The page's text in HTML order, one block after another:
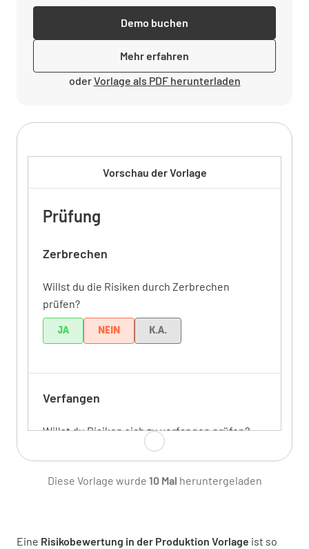
Demo buchen
Mehr erfahren
oderVorlage als PDF herunterladen
Eine Risikobewertung in der Produktion Vorlage ist so
Vorschau der Vorlage
Prüfung
Zerbrechen
Willst du die Risiken durch Zerbrechen
prüfen?
JA NEIN K.A.
Verfangen
Willst du Risiken sich zu verfangen prüfen?
JA NEIN K.A.
Diese Vorlage wurde 10 Mal heruntergeladen